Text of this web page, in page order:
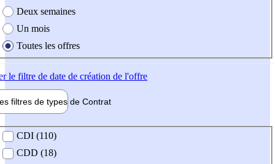
Deux semaines
Un mois
Toutes les offres
le filtre de date de création de l'offre
filtres de types de Contrat
contrat
CDI (110)
CDD (18)